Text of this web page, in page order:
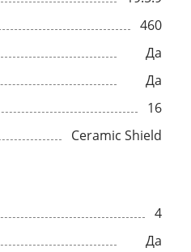
460
Да
Да
16
Ceramic Shield
4
Да